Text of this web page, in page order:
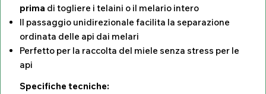
prima di togliere i telaini o il melario intero
Il passaggio unidirezionale facilita la separazione
ordinata delle api dai melari
Perfetto per la raccolta del miele senza stress per le
api
Specifiche tecniche: